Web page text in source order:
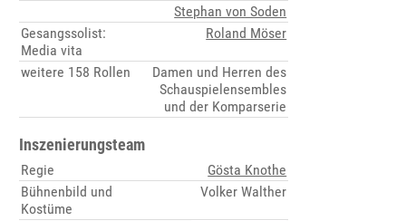
Stephan von Soden
Gesangssolist:
Media vita
Roland Möser
weitere 158 Rollen
Damen und Herren des
Schauspielensembles
und der Komparserie
Inszenierungsteam
Regie
Gösta Knothe
Bühnenbild und
Kostüme
Volker Walther